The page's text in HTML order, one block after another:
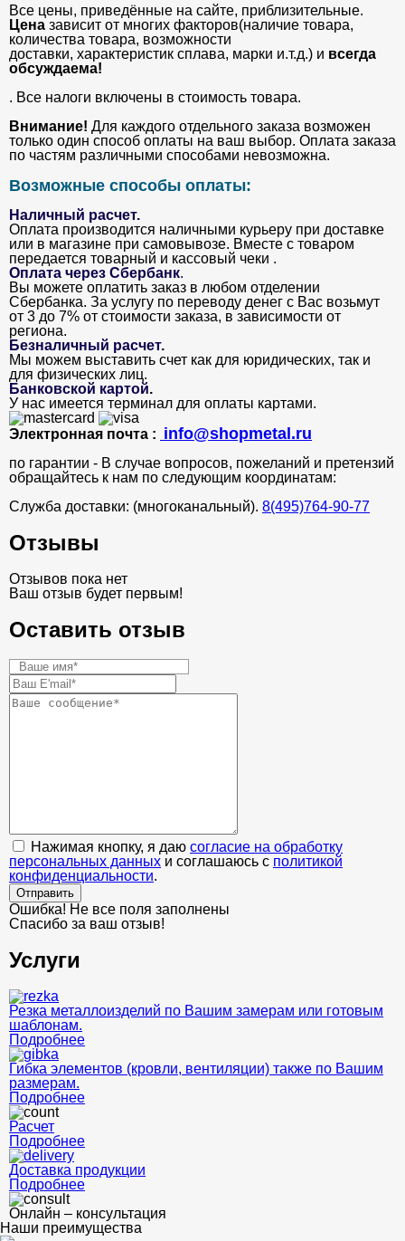
Все цены, приведённые на сайте, приблизительные.
Цена зависит от многих факторов(наличие товара,
количества товара, возможности
доставки, характеристик сплава, марки и.т.д.) и всегда
обсуждаема!
. Все налоги включены в стоимость товара.
Внимание! Для каждого отдельного заказа возможен
только один способ оплаты на ваш выбор. Оплата заказа
по частям различными способами невозможна.
Возможные способы оплаты:
Наличный расчет.
Оплата производится наличными курьеру при доставке
или в магазине при самовывозе. Вместе с товаром
передается товарный и кассовый чеки .
Оплата через Сбербанк.
Вы можете оплатить заказ в любом отделении
Сбербанка. За услугу по переводу денег с Вас возьмут
от 3 до 7% от стоимости заказа, в зависимости от
региона.
Безналичный расчет.
Мы можем выставить счет как для юридических, так и
для физических лиц.
Банковской картой.
У нас имеется терминал для оплаты картами.
Электронная почта : info@shopmetal.ru
по гарантии - В случае вопросов, пожеланий и претензий
обращайтесь к нам по следующим координатам:
Служба доставки: (многоканальный). 8(495)764-90-77
Отзывы
Отзывов пока нет
Ваш отзыв будет первым!
Оставить отзыв
Нажимая кнопку, я даю согласие на обработку
персональных данных и соглашаюсь с политикой
конфиденциальности.
Отправить
Ошибка! Не все поля заполнены
Спасибо за ваш отзыв!
Услуги
Резка металлоизделий по Вашим замерам или готовым
шаблонам.
Подробнее
Гибка элементов (кровли, вентиляции) также по Вашим
размерам.
Подробнее
Расчет
Подробнее
Доставка продукции
Подробнее
Онлайн – консультация
Наши преимущества